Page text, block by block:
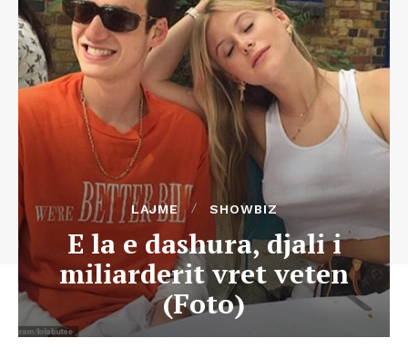
LAJME SHOWBIZ
E la e dashura, djali i
miliarderit vret veten
(Foto)